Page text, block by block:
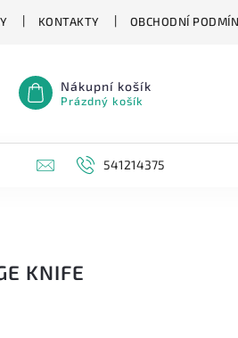
KONTAKTY OBCHODNÍ
Nákupní košík
Prázdný košík
NOVINKY ZNAČKY
541214375
KNIFE